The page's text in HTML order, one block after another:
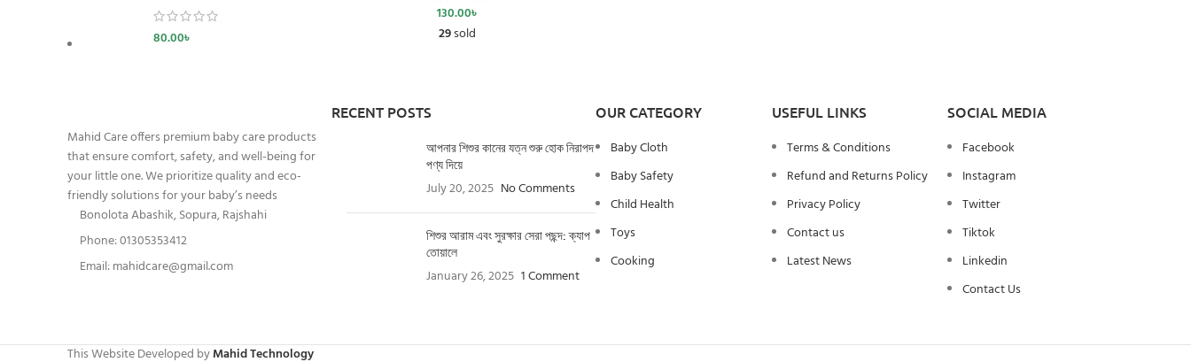
80.00৳
130.00৳
29sold
Mahid Care offers premium baby care products
that ensure comfort, safety, and well-being for
your little one. We prioritize quality and eco-
friendly solutions for your baby’s needs
Bonolota Abashik, Sopura, Rajshahi
Phone: 01305353412
Email:mahidcare@gmail.com
RECENT POSTS
আপনার শিশুর কানের যত্ন শুরু হোক নিরাপদ
পণ্য দিয়ে
July 20, 2025 No Comments
শিশুর আরাম এবং সুরক্ষার সেরা পছন্দ: ক্যাপ
তোয়ালে
January 26, 2025 1 Comment
OUR CATEGORY
Baby Cloth
Baby Safety
Child Health
Toys
Cooking
USEFUL LINKS
Terms & Conditions
Refund and Returns Policy
Privacy Policy
Contact us
Latest News
SOCIAL MEDIA
Facebook
Instagram
Twitter
Tiktok
Linkedin
Contact Us
This Website Developed byMahid Technology